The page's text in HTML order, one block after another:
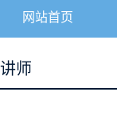
网站首页
讲师